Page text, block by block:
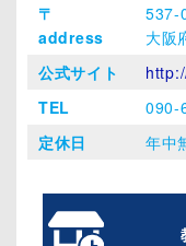
〒
address
537-
大阪
公式サイト
TEL
090-
定休日
年中